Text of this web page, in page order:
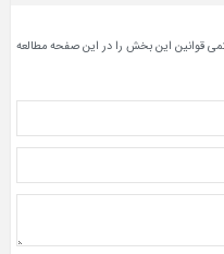
قوانین این بخش را در این صفحه مطالعه